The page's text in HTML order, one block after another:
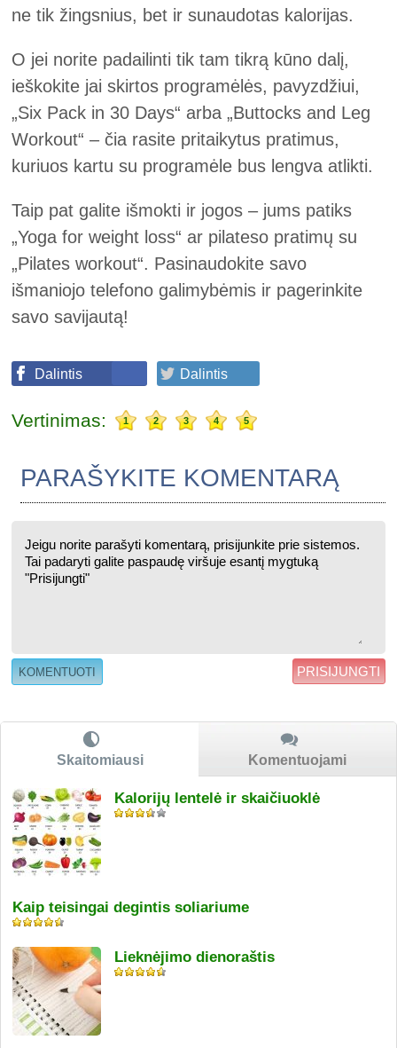
ne tik žingsnius, bet ir sunaudotas kalorijas.
O jei norite padailinti tik tam tikrą kūno dalį,
ieškokite jai skirtos programėlės, pavyzdžiui,
„Six Pack in 30 Days“ arba „Buttocks and Leg
Workout“ – čia rasite pritaikytus pratimus,
kuriuos kartu su programėle bus lengva atlikti.
Taip pat galite išmokti ir jogos – jums patiks
„Yoga for weight loss“ ar pilateso pratimų su
„Pilates workout“. Pasinaudokite savo
išmaniojo telefono galimybėmis ir pagerinkite
savo savijautą!
Dalintis Dalintis
Vertinimas: 1 2 3 4 5
PARAŠYKITE KOMENTARĄ
PRISIJUNGTI
Skaitomiausi Komentuojami
Kalorijų lentelė ir skaičiuoklė
Kaip teisingai degintis soliariume
Lieknėjimo dienoraštis